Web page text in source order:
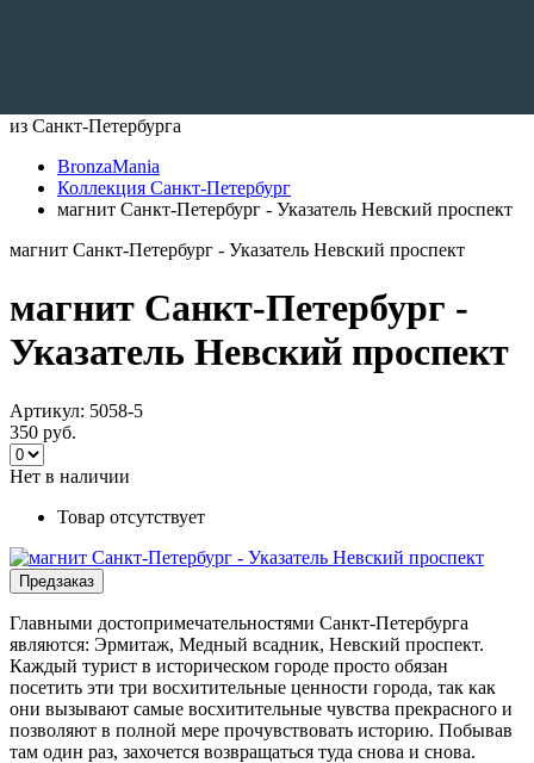
из Санкт-Петербурга
BronzaMania
Коллекция Санкт-Петербург
магнит Санкт-Петербург - Указатель Невский проспект
магнит Санкт-Петербург - Указатель Невский проспект
магнит Санкт-Петербург -
Указатель Невский проспект
Артикул: 5058-5
350 руб.
Нет в наличии
Товар отсутствует
Предзаказ
Главными достопримечательностями Санкт-Петербурга
являются: Эрмитаж, Медный всадник, Невский проспект.
Каждый турист в историческом городе просто обязан
посетить эти три восхитительные ценности города, так как
они вызывают самые восхитительные чувства прекрасного и
позволяют в полной мере прочувствовать историю. Побывав
там один раз, захочется возвращаться туда снова и снова.